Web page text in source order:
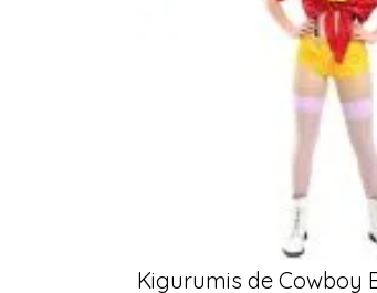
Kigurumis de Cowboy